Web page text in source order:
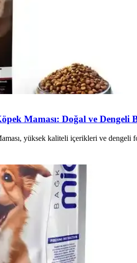
Maması: Doğal ve Dengeli
yüksek kaliteli içerikleri ve